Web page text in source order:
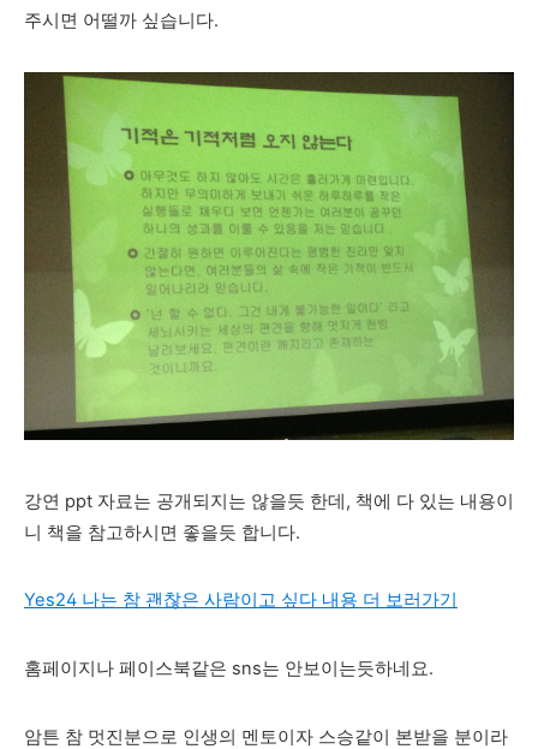
주시면 어떨까 싶습니다.
강연 ppt 자료는 공개되지는 않을듯 한데, 책에 다 있는 내용이
니 책을 참고하시면 좋을듯 합니다.
Yes24 나는 참 괜찮은 사람이고 싶다 내용 더 보러가기
홈페이지나 페이스북같은 sns는 안보이는듯하네요.
암튼 참 멋진분으로 인생의 멘토이자 스승같이 본받을 분이라